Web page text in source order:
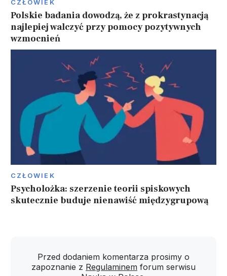
CZŁOWIEK
Polskie badania dowodzą, że z prokrastynacją
najlepiej walczyć przy pomocy pozytywnych
wzmocnień
CZŁOWIEK
Psycholożka: szerzenie teorii spiskowych
skutecznie buduje nienawiść międzygrupową
Przed dodaniem komentarza prosimy o
zapoznanie z Regulaminem forum serwisu